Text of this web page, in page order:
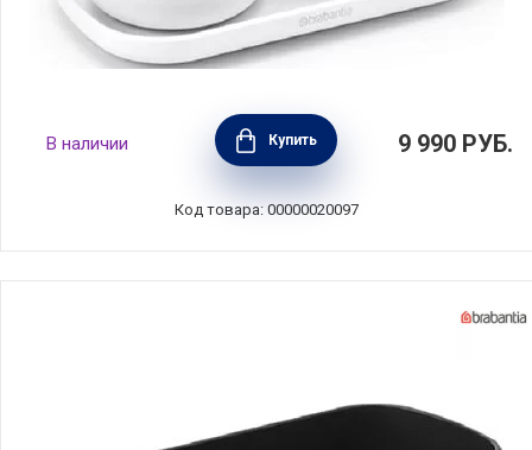
Набор из 3-х аксессуаров для ванной
комнаты, цвет белый, Brabantia, Бельгия,
280382
В наличии Купить 9 990 РУБ.
Код товара: 00000020097